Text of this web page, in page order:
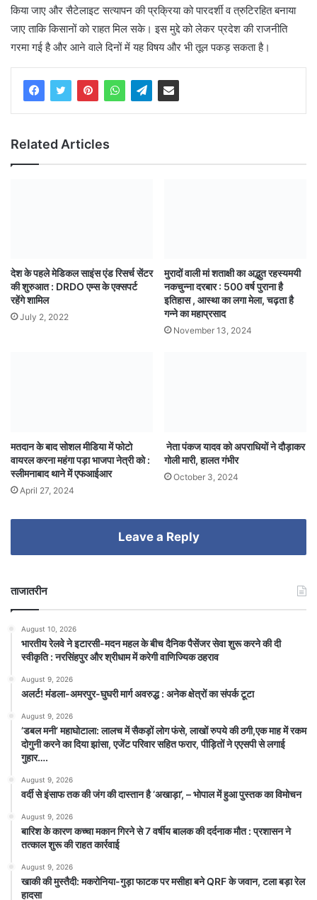
किया जाए और सैटेलाइट सत्यापन की प्रक्रिया को पारदर्शी व त्रुटिरहित बनाया
जाए ताकि किसानों को राहत मिल सके। इस मुद्दे को लेकर प्रदेश की राजनीति
गरमा गई है और आने वाले दिनों में यह विषय और भी तूल पकड़ सकता है।
Related Articles
देश के पहले मेडिकल साइंस एंड रिसर्च सेंटर
की शुरुआत : DRDO एम्स के एक्सपर्ट
रहेंगे शामिल
July 2, 2022
मुरादों वाली मां शताक्षी का अद्भुत रहस्यमयी
नकचुन्ना दरबार : 500 वर्ष पुराना है
इतिहास , आस्था का लगा मेला, चढ़ता है
गन्ने का महाप्रसाद
November 13, 2024
मतदान के बाद सोशल मीडिया में फोटो
वायरल करना महंगा पड़ा भाजपा नेत्री को :
स्लीमनाबाद थाने में एफआईआर
April 27, 2024
नेता पंकज यादव को अपराधियों ने दौड़ाकर
गोली मारी, हालत गंभीर
October 3, 2024
Leave a Reply
ताजातरीन
August 10, 2026
भारतीय रेलवे ने इटारसी-मदन महल के बीच दैनिक पैसेंजर सेवा शुरू करने की दी
स्वीकृति : नरसिंहपुर और श्रीधाम में करेगी वाणिज्यिक ठहराव
August 9, 2026
अलर्ट! मंडला-अमरपुर-घुघरी मार्ग अवरुद्ध : अनेक क्षेत्रों का संपर्क टूटा
August 9, 2026
​’डबल मनी’ महाघोटाला: लालच में सैकड़ों लोग फंसे, लाखों रुपये की ठगी,एक माह में रकम
दोगुनी करने का दिया झांसा, एजेंट परिवार सहित फरार, पीड़ितों ने एएसपी से लगाई
गुहार….
August 9, 2026
वर्दी से इंसाफ तक की जंग की दास्तान है ‘अखाड़ा’, – भोपाल में हुआ पुस्तक का विमोचन
August 9, 2026
बारिश के कारण कच्चा मकान गिरने से 7 वर्षीय बालक की दर्दनाक मौत : प्रशासन ने
तत्काल शुरू की राहत कार्रवाई
August 9, 2026
खाकी की मुस्तैदी: मकरोनिया-गुड़ा फाटक पर मसीहा बने QRF के जवान, टला बड़ा रेल
हादसा